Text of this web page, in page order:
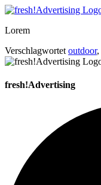
Lorem
Verschlagwortet outdoor,
fresh!Advertising